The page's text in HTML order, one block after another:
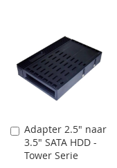
Adapter 2.5" naar
3.5" SATA HDD -
Tower Serie
Añadir
al
carrito